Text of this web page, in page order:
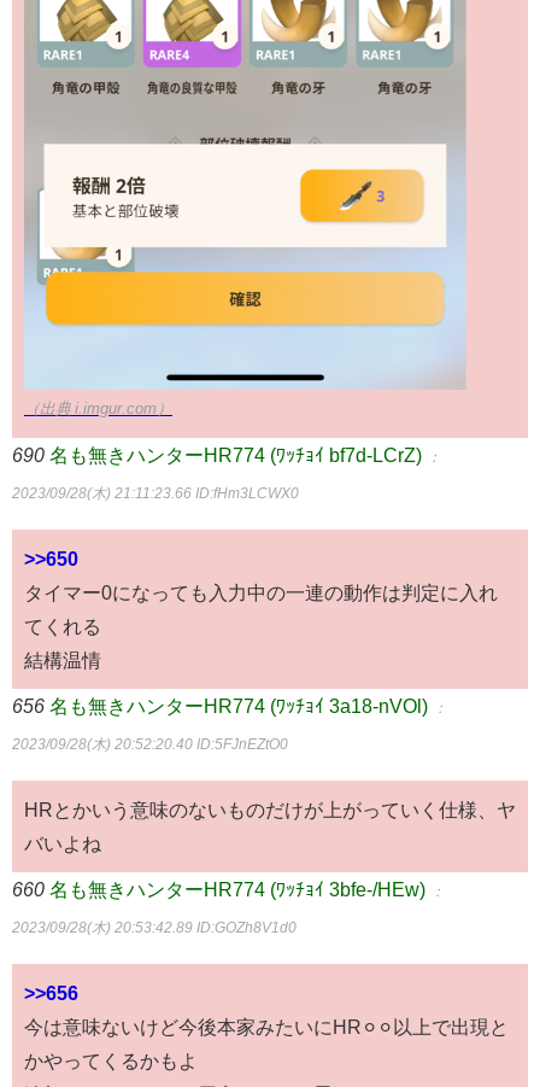
（出典 i.imgur.com）
690 名も無きハンターHR774 (ﾜｯﾁｮｲ bf7d-LCrZ) ：
2023/09/28(木) 21:11:23.66 ID:fHm3LCWX0
>>650
タイマー0になっても入力中の一連の動作は判定に入れ
てくれる
結構温情
656 名も無きハンターHR774 (ﾜｯﾁｮｲ 3a18-nVOl) ：
2023/09/28(木) 20:52:20.40 ID:5FJnEZtO0
HRとかいう意味のないものだけが上がっていく仕様、ヤ
バいよね
660 名も無きハンターHR774 (ﾜｯﾁｮｲ 3bfe-/HEw) ：
2023/09/28(木) 20:53:42.89 ID:GOZh8V1d0
>>656
今は意味ないけど今後本家みたいにHR⚪︎⚪︎以上で出現と
かやってくるかもよ